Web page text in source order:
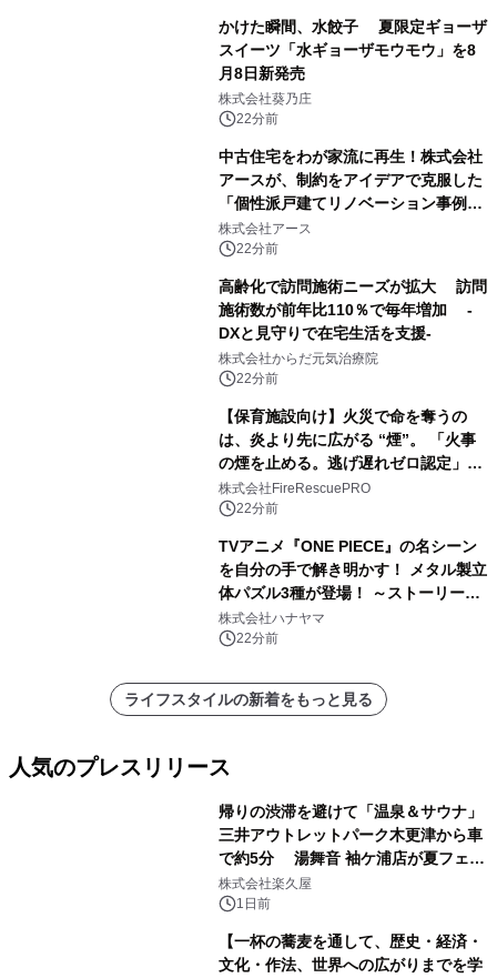
かけた瞬間、水餃子 夏限定ギョーザ
スイーツ「水ギョーザモウモウ」を8
月8日新発売
株式会社葵乃庄
22分前
中古住宅をわが家流に再生！株式会社
アースが、制約をアイデアで克服した
「個性派戸建てリノベーション事例5
選」を公開
株式会社アース
22分前
高齢化で訪問施術ニーズが拡大 訪問
施術数が前年比110％で毎年増加 -
DXと見守りで在宅生活を支援-
株式会社からだ元気治療院
22分前
【保育施設向け】火災で命を奪うの
は、炎より先に広がる “煙”。 「火事
の煙を止める。逃げ遅れゼロ認定」提
供開始
株式会社FireRescuePRO
22分前
TVアニメ『ONE PIECE』の名シーン
を自分の手で解き明かす！ メタル製立
体パズル3種が登場！ ～ストーリーと
ギミックが融合した 大人の体験型パズ
ルが8月7日(金)12時より先行予約受付
株式会社ハナヤマ
22分前
ライフスタイルの新着をもっと見る
人気のプレスリリース
帰りの渋滞を避けて「温泉＆サウナ」
三井アウトレットパーク木更津から車
で約5分 湯舞音 袖ケ浦店が夏フェア
メニューを提供
株式会社楽久屋
1日前
【一杯の蕎麦を通して、歴史・経済・
文化・作法、世界への広がりまでを学